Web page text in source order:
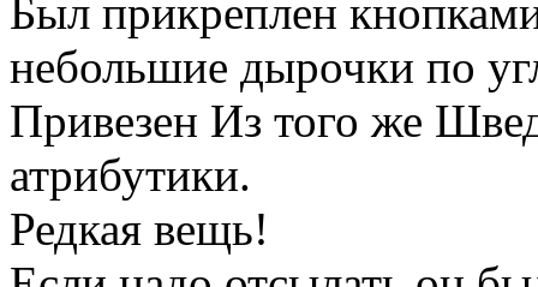
Был прикреплен
небольшие дырочки по
Привезен Из того же
атрибутики.
Редкая вещь!